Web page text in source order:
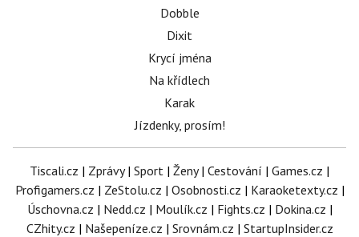
Dobble
Dixit
Krycí jména
Na křídlech
Karak
Jízdenky, prosím!
Tiscali.cz | Zprávy| Sport | Ženy| Cestování | Games.cz |
Profigamers.cz | ZeStolu.cz | Osobnosti.cz | Karaoketexty.cz |
Úschovna.cz | Nedd.cz | Moulík.cz | Fights.cz | Dokina.cz |
CZhity.cz | Našepeníze.cz | Srovnám.cz | StartupInsider.cz